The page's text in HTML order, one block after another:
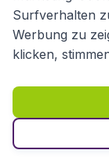
Richtlinien
Surfverhalten
Werbung zu
klicken,